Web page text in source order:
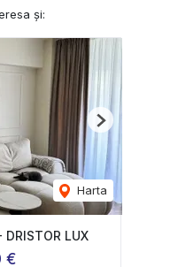
și:
Harta
Next
DRISTOR LUX
€